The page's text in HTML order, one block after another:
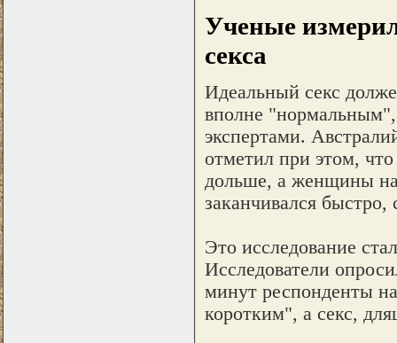
Ученые
секса
Идеальный секс
вполне "нормальным",
экспертами.
отметил при этом,
дольше, а женщины
заканчивался
Это исследование
Исследователи
минут респонденты
коротким", а секс,